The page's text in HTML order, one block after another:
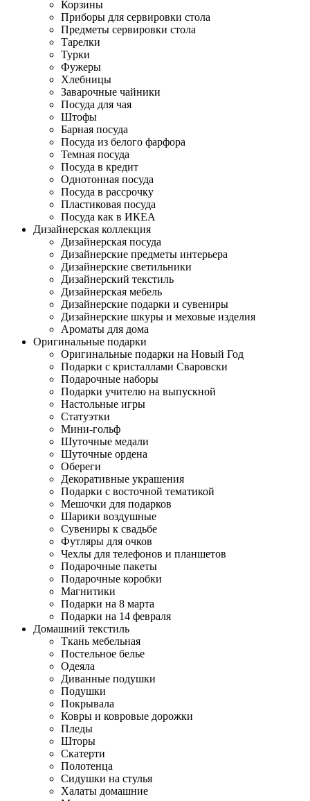
Корзины
Приборы для сервировки стола
Предметы сервировки стола
Тарелки
Турки
Фужеры
Хлебницы
Заварочные чайники
Посуда для чая
Штофы
Барная посуда
Посуда из белого фарфора
Темная посуда
Посуда в кредит
Однотонная посуда
Посуда в рассрочку
Пластиковая посуда
Посуда как в ИКЕА
Дизайнерская коллекция
Дизайнерская посуда
Дизайнерские предметы интерьера
Дизайнерские светильники
Дизайнерский текстиль
Дизайнерская мебель
Дизайнерские подарки и сувениры
Дизайнерские шкуры и меховые изделия
Ароматы для дома
Оригинальные подарки
Оригинальные подарки на Новый Год
Подарки с кристаллами Сваровски
Подарочные наборы
Подарки учителю на выпускной
Настольные игры
Статуэтки
Мини-гольф
Шуточные медали
Шуточные ордена
Обереги
Декоративные украшения
Подарки с восточной тематикой
Мешочки для подарков
Шарики воздушные
Сувениры к свадьбе
Футляры для очков
Чехлы для телефонов и планшетов
Подарочные пакеты
Подарочные коробки
Магнитики
Подарки на 8 марта
Подарки на 14 февраля
Домашний текстиль
Ткань мебельная
Постельное белье
Одеяла
Диванные подушки
Подушки
Покрывала
Ковры и ковровые дорожки
Пледы
Шторы
Скатерти
Полотенца
Сидушки на стулья
Халаты домашние